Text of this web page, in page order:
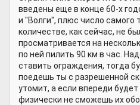
введены еще в конце 60-х
и "Волги", плюс число самого
количестве, как сейчас, не
просматривается на
по ней пилить 90 км в час.
ставить ограждения, тогда
поедешь ты с разрешенной
утомит, а если впереди
физически не сможешь их